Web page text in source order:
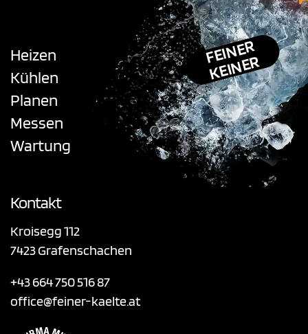
FEINER
KEINER
Heizen
Kühlen
Planen
Messen
Wartung
Kontakt
Kroisegg 112
7423 Grafenschachen
+43 664 750 516 87
office@feiner-kaelte.at